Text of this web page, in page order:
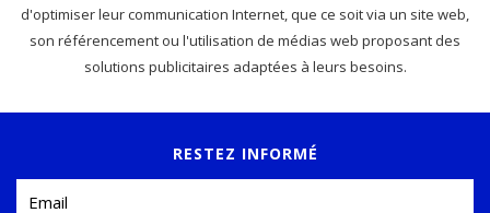
d'optimiser leur communication Internet, que ce soit via un site web,
son référencement ou l'utilisation de médias web proposant des
solutions publicitaires adaptées à leurs besoins.
RESTEZ INFORMÉ